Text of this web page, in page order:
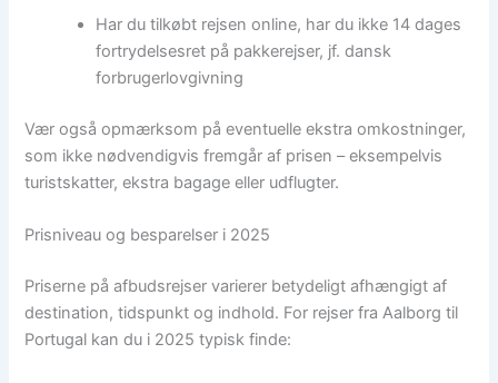
Har du tilkøbt rejsen online, har du ikke 14 dages
fortrydelsesret på pakkerejser, jf. dansk
forbrugerlovgivning
Vær også opmærksom på eventuelle ekstra omkostninger,
som ikke nødvendigvis fremgår af prisen – eksempelvis
turistskatter, ekstra bagage eller udflugter.
Prisniveau og besparelser i 2025
Priserne på afbudsrejser varierer betydeligt afhængigt af
destination, tidspunkt og indhold. For rejser fra Aalborg til
Portugal kan du i 2025 typisk finde: